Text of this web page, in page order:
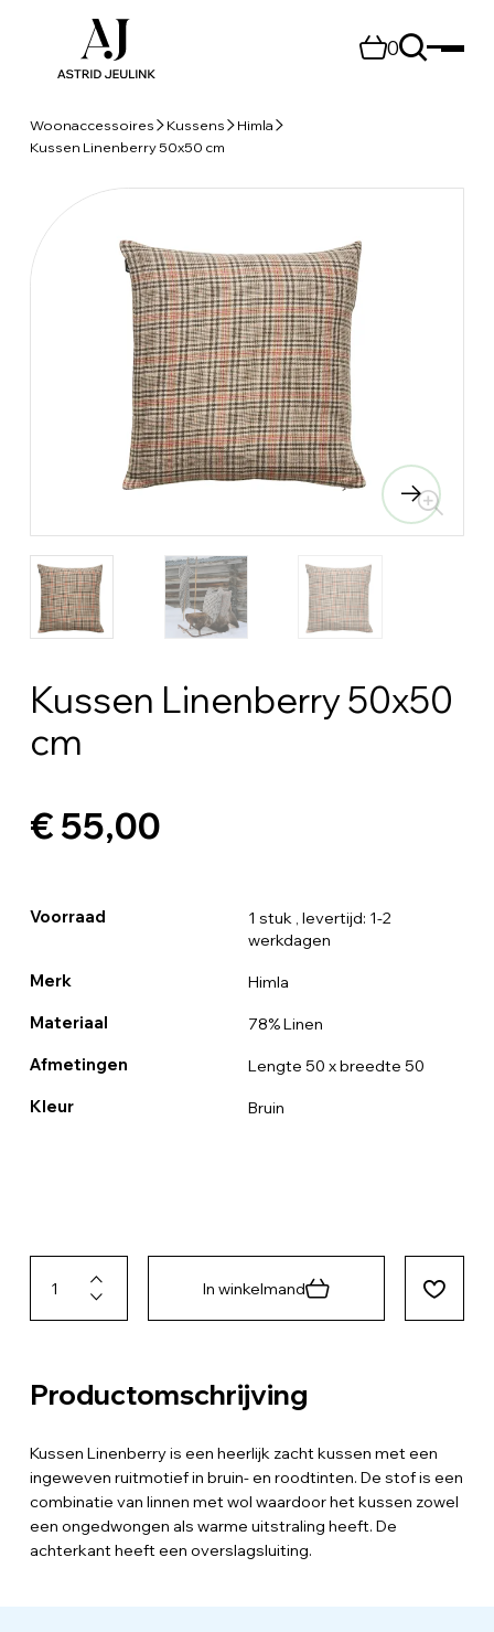
0
Woonaccessoires Kussens
Himla
Kussen Linenberry 50x50 cm
Kussen Linenberry 50x50
cm
€ 55,00
Voorraad 1 stuk , levertijd: 1-2
werkdagen
Merk Himla
Materiaal 78% Linen
Afmetingen Lengte 50 x breedte 50
Kleur Bruin
In winkelmand
Productomschrijving
Kussen Linenberry is een heerlijk zacht kussen met een
ingeweven ruitmotief in bruin- en roodtinten. De stof is een
combinatie van linnen met wol waardoor het kussen zowel
een ongedwongen als warme uitstraling heeft. De
achterkant heeft een overslagsluiting.